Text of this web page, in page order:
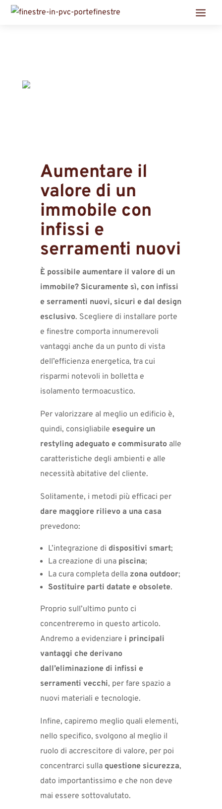
Aumentare il
valore di un
immobile con
infissi e
serramenti nuovi
È possibile aumentare il valore di un
immobile? Sicuramente sì, con infissi
e serramenti nuovi, sicuri e dal design
esclusivo. Scegliere di installare porte
e finestre comporta innumerevoli
vantaggi anche da un punto di vista
dell’efficienza energetica, tra cui
risparmi notevoli in bolletta e
isolamento termoacustico.
Per valorizzare al meglio un edificio è,
quindi, consigliabile eseguire un
restyling adeguato e commisuratoalle
caratteristiche degli ambienti e alle
necessità abitative del cliente.
Solitamente, i metodi più efficaci per
dare maggiore rilievo a una casa
prevedono:
L’integrazione di dispositivi smart;
La creazione di una piscina;
La cura completa della zona outdoor;
Sostituire parti datate e obsolete.
Proprio sull’ultimo punto ci
concentreremo in questo articolo.
Andremo a evidenziare i principali
vantaggi che derivano
dall’eliminazione di infissi e
serramenti vecchi, per fare spazio a
nuovi materiali e tecnologie.
Infine, capiremo meglio quali elementi,
nello specifico, svolgono al meglio il
ruolo di accrescitore di valore, per poi
concentrarci sulla questione sicurezza,
dato importantissimo e che non deve
mai essere sottovalutato.